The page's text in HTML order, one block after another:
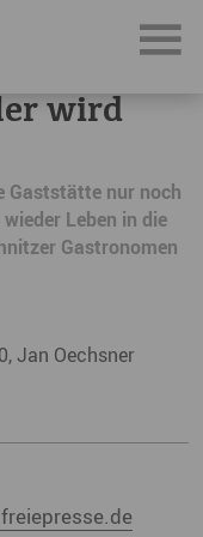
dem Erzgebirge
wird
Gaststätte nur noch
Leben in die
Gastronomen
Jan Oechsner